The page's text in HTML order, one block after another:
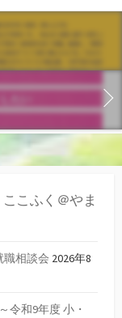
ふく＠やま
職相談会 2026年8
令和9年度 小・